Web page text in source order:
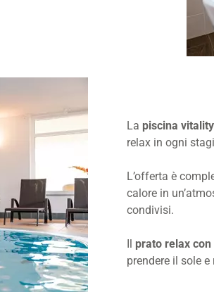
La piscina
relax in ogni
L’offerta è
calore in
condivisi.
Il prato relax
prendere il sole